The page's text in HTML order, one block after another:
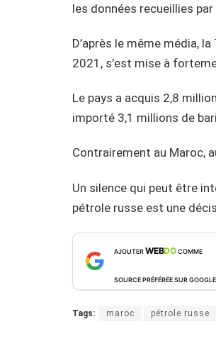
les données recueillies
D’après le même média,
2021, s’est mise à
Le pays a acquis 2,8
importé 3,1 millions de
Contrairement au Maroc,
Un silence qui peut être
pétrole russe est une
AJOUTERWEBDOCOMME
SOURCE PRÉFÉRÉE SUR GOOGLE
Tags: maroc pétrole russe